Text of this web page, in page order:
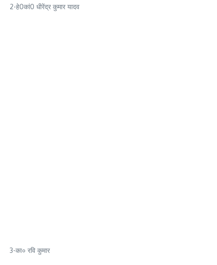
2-हे0कां0 धीरेंद्र कुमार यादव
3-का० रवि कुमार